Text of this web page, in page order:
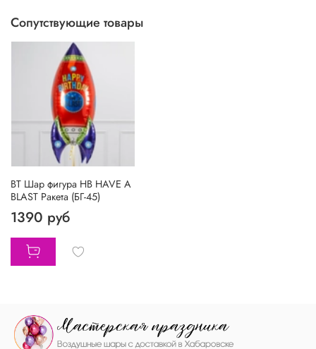
Сопутствующие товары
BT Шар фигура HB HAVE A
BLAST Ракета (БГ-45)
1390 руб